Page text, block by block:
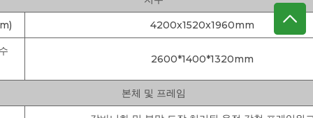
4200x1520x1960mm
2600*1400*1320mm
본체 및 프레임